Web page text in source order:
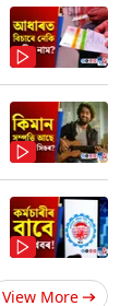
View More